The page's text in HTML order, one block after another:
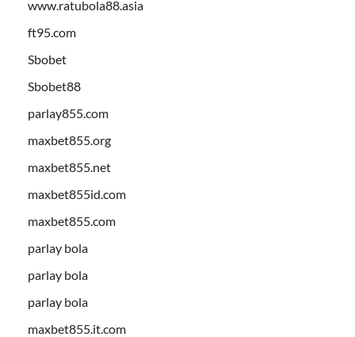
www.ratubola88.asia
ft95.com
Sbobet
Sbobet88
parlay855.com
maxbet855.org
maxbet855.net
maxbet855id.com
maxbet855.com
parlay bola
parlay bola
parlay bola
maxbet855.it.com